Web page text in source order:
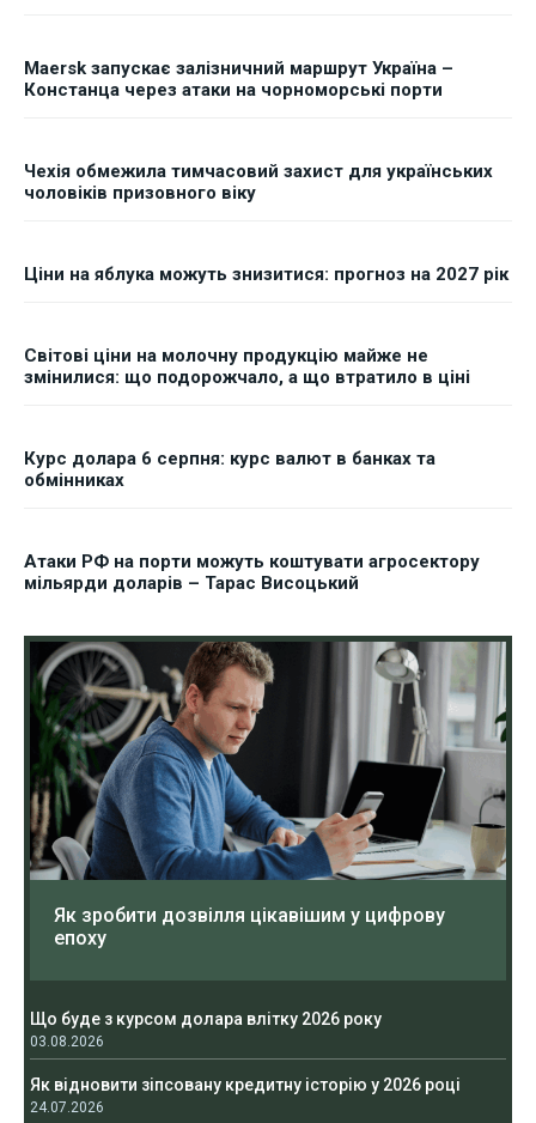
Maersk запускає залізничний маршрут Україна –
Констанца через атаки на чорноморські порти
Чехія обмежила тимчасовий захист для українських
чоловіків призовного віку
Ціни на яблука можуть знизитися: прогноз на 2027 рік
Світові ціни на молочну продукцію майже не
змінилися: що подорожчало, а що втратило в ціні
Курс долара 6 серпня: курс валют в банках та
обмінниках
Атаки РФ на порти можуть коштувати агросектору
мільярди доларів – Тарас Висоцький
Як зробити дозвілля цікавішим у цифрову
епоху
Що буде з курсом долара влітку 2026 року
03.08.2026
Як відновити зіпсовану кредитну історію у 2026 році
24.07.2026